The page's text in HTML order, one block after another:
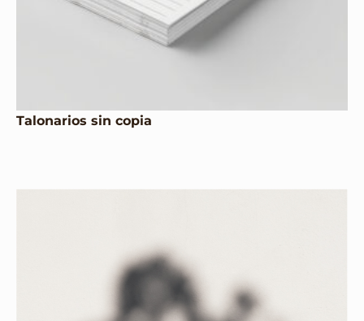
Talonarios sin copia